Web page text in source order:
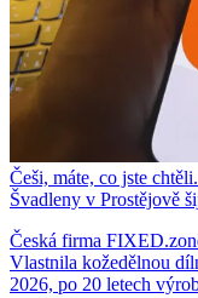
Češi, máte, co jste
Švadleny v Prostějově
Česká firma
Vlastnila kožedělnou
2026, po 20 letech